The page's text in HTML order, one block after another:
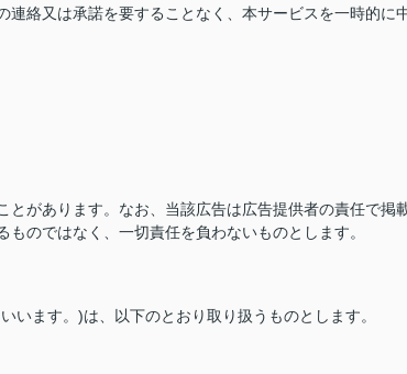
絡又は承諾を要することなく、本サービスを一時的に
があります。なお、当該広告は広告提供者の責任で掲
のではなく、一切責任を負わないものとします。
います。)は、以下のとおり取り扱うものとします。